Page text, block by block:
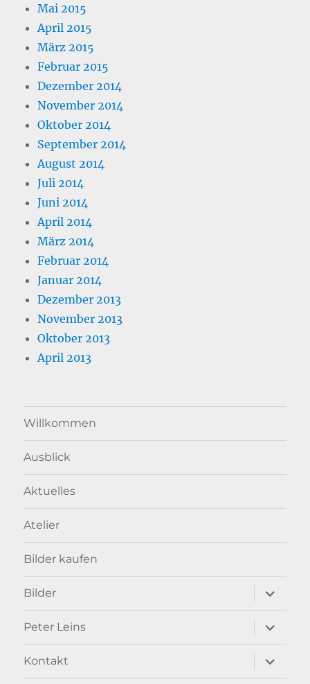
Mai 2015
April 2015
März 2015
Februar 2015
Dezember 2014
November 2014
Oktober 2014
September 2014
August 2014
Juli 2014
Juni 2014
April 2014
März 2014
Februar 2014
Januar 2014
Dezember 2013
November 2013
Oktober 2013
April 2013
Willkommen
Ausblick
Aktuelles
Atelier
Bilder kaufen
Bilder
anzeigen
Peter Leins
anzeigen
Kontakt
anzeigen